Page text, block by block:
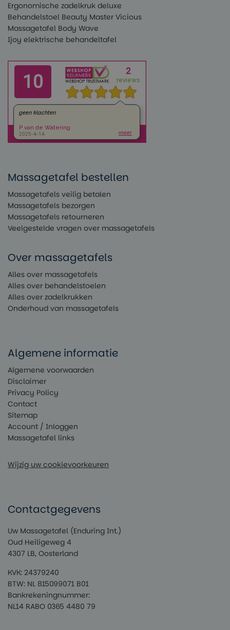
Ergonomische zadelkruk deluxe
Behandelstoel Beauty Master Vicious
Massagetafel Body Wave
Ijoy elektrische behandeltafel
Massagetafel bestellen
Massagetafels veilig betalen
Massagetafels bezorgen
Massagetafels retourneren
Veelgestelde vragen over massagetafels
Over massagetafels
Alles over massagetafels
Alles over behandelstoelen
Alles over zadelkrukken
Onderhoud van massagetafels
Algemene informatie
Algemene voorwaarden
Disclaimer
Privacy Policy
Contact
Sitemap
Account / Inloggen
Massagetafel links
Wijzig uw cookievoorkeuren
Contactgegevens
Uw Massagetafel (Enduring Int.)
Oud Heiligeweg 4
4307 LB, Oosterland
KVK: 24379240
BTW: NL 815099071 B01
Bankrekeningnummer:
NL14 RABO 0365 4480 79